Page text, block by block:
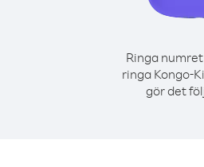
Ringa
ringa Kongo-
gör det